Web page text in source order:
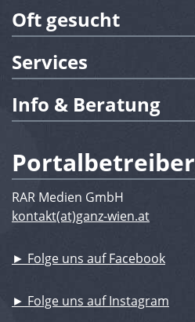
Oft gesucht
Services
Info & Beratung
Portalbetreiber
RAR Medien GmbH
kontakt(at)ganz-wien.at
► Folge uns auf Facebook
► Folge uns auf Instagram